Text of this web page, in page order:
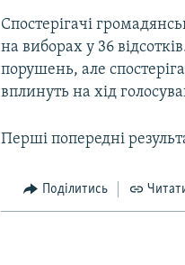
Спостерігачі
на виборах у 36
порушень, але
вплинуть на хід
Перші попередні
Поділитись